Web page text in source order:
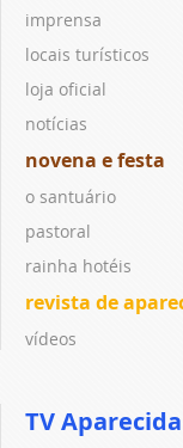
imprensa
locais turísticos
loja oficial
notícias
novena e festa
o santuário
pastoral
rainha hotéis
revista de
vídeos
TV Aparecida